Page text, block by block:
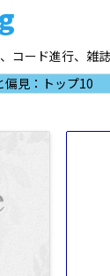
ード進行、雑
偏見：トップ10